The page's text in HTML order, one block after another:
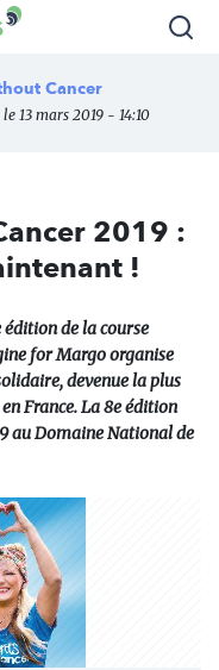
Cancer
13 mars 2019 - 14:10
2019 :
!
de la course
for Margo organise
devenue la plus
France. La 8e édition
au Domaine National de